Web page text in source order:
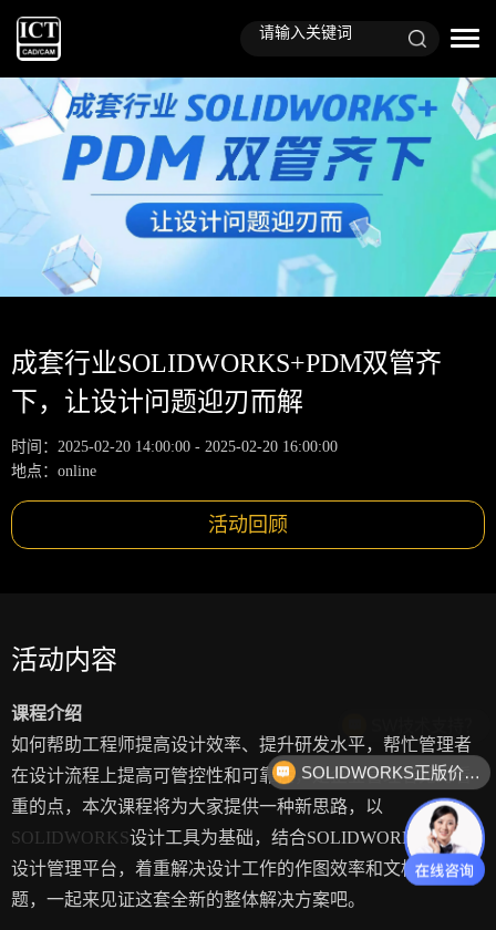
成套行业SOLIDWORKS+PDM双管齐
下，让设计问题迎刃而解
时间：2025-02-20 14:00:00 - 2025-02-20 16:00:00
地点：online
活动回顾
活动内容
课程介绍
如何帮助工程师提高设计效率、提升研发水平，帮忙管理者
在设计流程上提高可管控性和可靠性，是企业管理者尤为看
重的点，本次课程将为大家提供一种新思路，以
SOLIDWORKS设计工具为基础，结合SOLIDWORKS PDM
设计管理平台，着重解决设计工作的作图效率和文档管控问
题，一起来见证这套全新的整体解决方案吧。
SOLIDWORKS正版价格？